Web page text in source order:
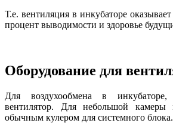
Т.е. вентиляция в инкубаторе
процент выводимости и здоровье
Оборудование для
Для воздухообмена в
вентилятор. Для небольшой камеры
обычным кулером для системного блока.